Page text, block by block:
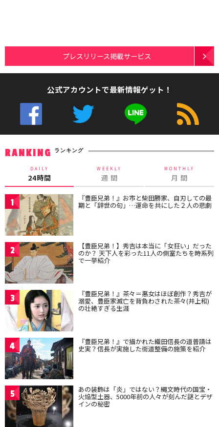
プレスリリース掲載サービス
公式アカウントで最新情報ゲット！
RANKING ランキング
DAILY
24時間
WEEKLY
週 間
MONTHLY
月 間
1 『豊臣兄弟！』お市と柴田勝家、自刃しての最
期と「辞世の句」…運命を共にした２人の悲劇
2 【豊臣兄弟！】秀吉は本当に「女狂い」だった
のか？ 天下人を彩った11人の側室たちを時系列
で一挙紹介
3 『豊臣兄弟！』茶々＝悪女はほぼ創作？秀吉が
溺愛、豊臣家滅亡を背負わされた茶々(井上和)
の壮絶すぎる生涯
4 『豊臣兄弟！』で描かれた織田信長の道普請は
史実？信長が実施した街道整備の施策を紹介
5 あの装飾は「炎」ではない？縄文時代の国宝・
火焔型土器、5000年前の人々が刻んだ謎とデザ
インの秘密